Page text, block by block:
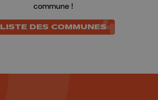
commune !
LISTE DES COMMUNES